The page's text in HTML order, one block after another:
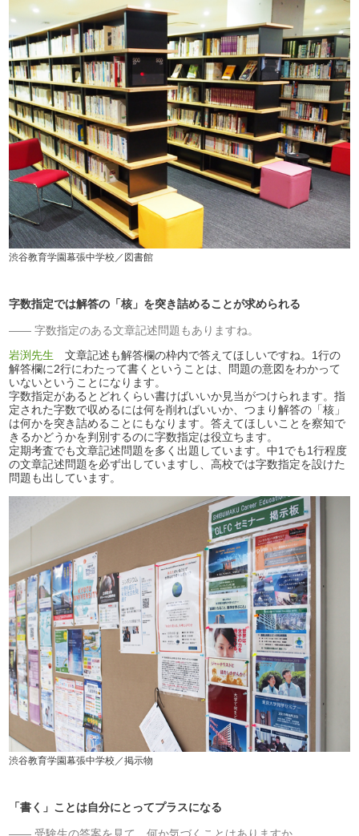
渋谷教育学園幕張中学校／図書館
字数指定では解答の「核」を突き詰めることが求められる
字数指定のある文章記述問題もありますね。
岩渕先生 文章記述も解答欄の枠内で答えてほしいですね。1行の
解答欄に2行にわたって書くということは、問題の意図をわかって
いないということになります。
字数指定があるとどれくらい書けばいいか見当がつけられます。指
定された字数で収めるには何を削ればいいか、つまり解答の「核」
は何かを突き詰めることにもなります。答えてほしいことを察知で
きるかどうかを判別するのに字数指定は役立ちます。
定期考査でも文章記述問題を多く出題しています。中1でも1行程度
の文章記述問題を必ず出していますし、高校では字数指定を設けた
問題も出しています。
渋谷教育学園幕張中学校／掲示物
「書く」ことは自分にとってプラスになる